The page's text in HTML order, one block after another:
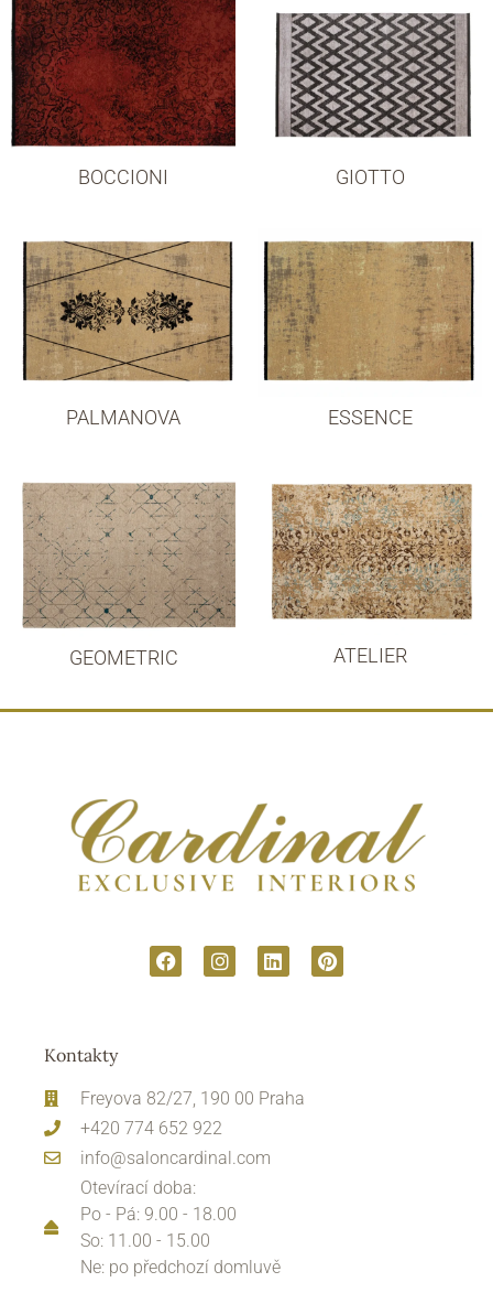
BOCCIONI GIOTTO
PALMANOVA ESSENCE
GEOMETRIC ATELIER
Kontakty
Freyova 82/27, 190 00 Praha
+420 774 652 922
info@saloncardinal.com
Otevírací doba:
Po - Pá: 9.00 - 18.00
So: 11.00 - 15.00
Ne: po předchozí domluvě